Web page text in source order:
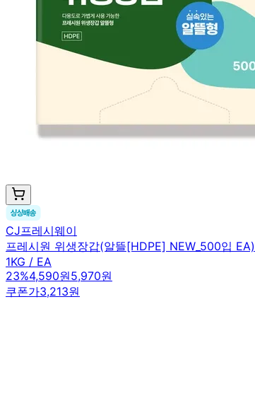
CJ프레시웨이
프레시원 위생장갑(알뜰[HDPE] NEW_500입 EA)
1KG / EA
23%4,590원5,970원
쿠폰가3,213원